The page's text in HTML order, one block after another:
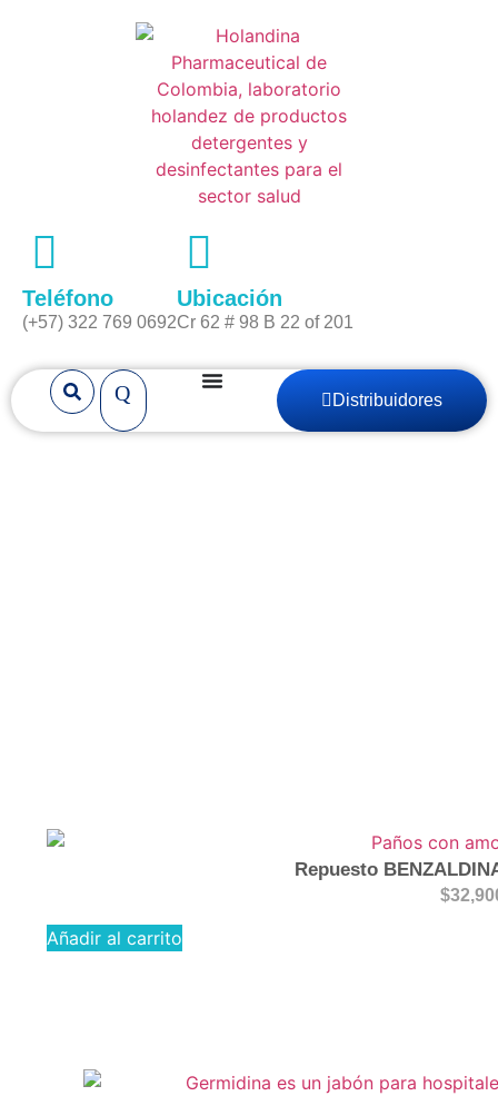
Teléfono
(+57) 322 769 0692
Ubicación
Cr 62 # 98 B 22 of 201
Distribuidores
Repuesto
$
Añadir al carrito